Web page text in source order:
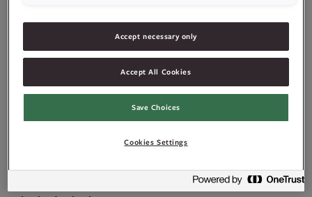
Accept necessary only
Accept All Cookies
Save Choices
Cookies Settings